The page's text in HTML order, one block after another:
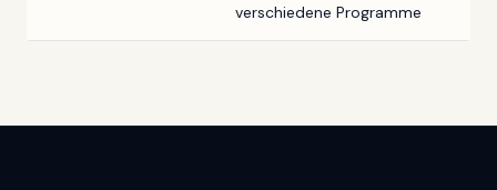
verschiedene Programme